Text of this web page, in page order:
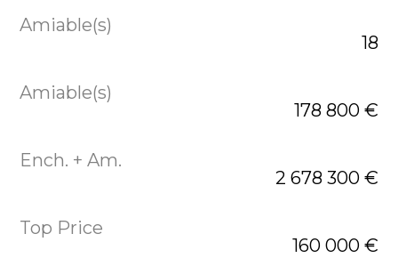
18
178 800 €
2 678 300 €
160 000 €